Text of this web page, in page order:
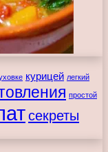
курицей легкий
простой
секреты